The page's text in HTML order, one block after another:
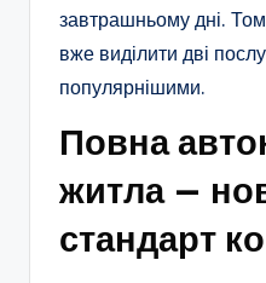
завтрашньому дні.
вже виділити дві
популярнішими.
Повна
житла —
стандарт